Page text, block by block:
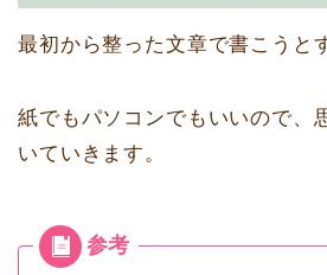
最初から整った文章で書こうと
紙でもパソコンでもいいので、
いていきます。